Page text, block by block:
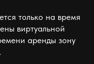
только на время
виртуальной
аренды зону